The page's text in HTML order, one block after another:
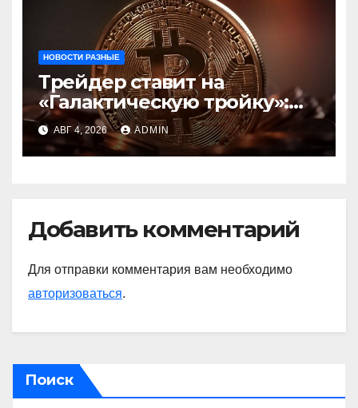
НОВОСТИ РАЗНЫЕ
Трейдер ставит на
«Галактическую тройку»:
Circle, Coinbase и ETH
АВГ 4, 2026 ADMIN
Добавить комментарий
Для отправки комментария вам необходимо
авторизоваться.
Поиск